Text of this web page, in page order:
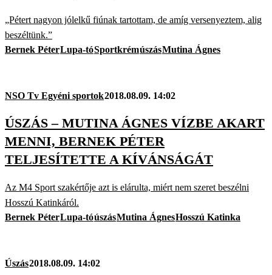
„Pétert nagyon jólelkű fiúnak tartottam, de amíg versenyeztem, alig
beszéltünk.”
Bernek PéterLupa-tóSportkrémúszásMutina Ágnes
NSO Tv Egyéni sportok2018.08.09. 14:02
ÚSZÁS – MUTINA ÁGNES VÍZBE AKART
MENNI, BERNEK PÉTER
TELJESÍTETTE A KÍVÁNSÁGÁT
Az M4 Sport szakértője azt is elárulta, miért nem szeret beszélni
Hosszú Katinkáról.
Bernek PéterLupa-tóúszásMutina ÁgnesHosszú Katinka
Úszás2018.08.09. 14:02